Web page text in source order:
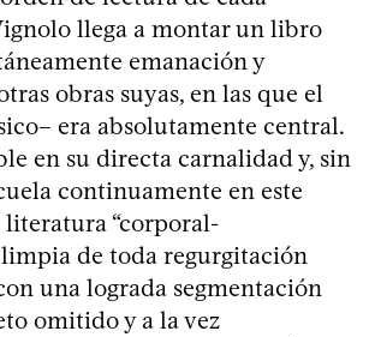
llega a montar un libro
emanación y
obras suyas, en las que el
era absolutamente central.
en su directa carnalidad y, sin
continuamente en este
“corporal-
limpia de toda regurgitación
una lograda segmentación
omitido y a la vez